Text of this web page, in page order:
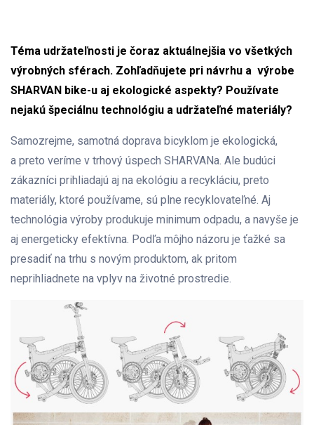
Téma udržateľnosti je čoraz aktuálnejšia vo všetkých
výrobných sférach. Zohľadňujete pri návrhu a výrobe
SHARVAN bike-u aj ekologické aspekty? Používate
nejakú špeciálnu technológiu a udržateľné materiály?
Samozrejme, samotná doprava bicyklom je ekologická,
a preto veríme v trhový úspech SHARVANa. Ale budúci
zákazníci prihliadajú aj na ekológiu a recykláciu, preto
materiály, ktoré používame, sú plne recyklovateľné. Aj
technológia výroby produkuje minimum odpadu, a navyše je
aj energeticky efektívna. Podľa môjho názoru je ťažké sa
presadiť na trhu s novým produktom, ak pritom
neprihliadnete na vplyv na životné prostredie.